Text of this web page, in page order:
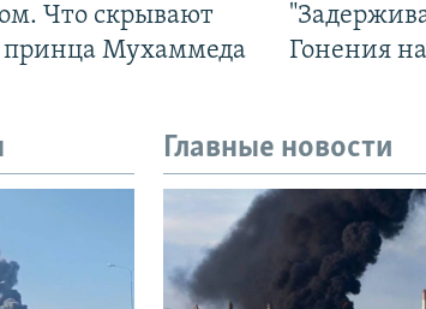
Что скрывают
Мухаммеда
Гонения
Главные новости